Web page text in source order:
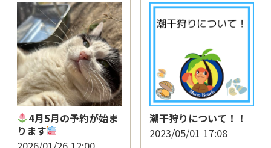
4月5月の予約が始ま
ります
潮干狩りについて！！
2023/05/01 17:08